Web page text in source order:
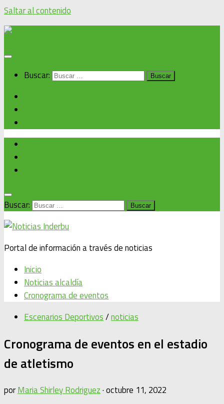
Saltar al contenido
Buscar:
Buscar:
Portal de información a través de noticias
Inicio
Noticias alcaldía
Cronograma de eventos
Escenarios Deportivos/noticias
Cronograma de eventos en el estadio
de atletismo
porMaria Shirley Rodriguez·octubre 11, 2022